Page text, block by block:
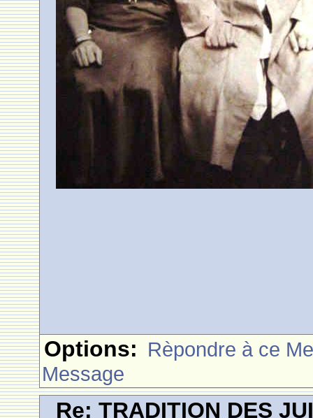
Options: Rèpondre à ce
Message
Re: TRADITION DES